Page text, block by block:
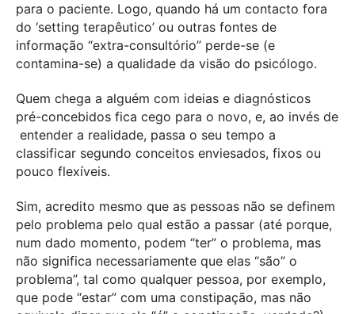
para o paciente. Logo, quando há um contacto fora
do ‘setting terapêutico’ ou outras fontes de
informação “extra-consultório” perde-se (e
contamina-se) a qualidade da visão do psicólogo.
Quem chega a alguém com ideias e diagnósticos
pré-concebidos fica cego para o novo, e, ao invés de
entender a realidade, passa o seu tempo a
classificar segundo conceitos enviesados, fixos ou
pouco flexíveis.
Sim, acredito mesmo que as pessoas não se definem
pelo problema pelo qual estão a passar (até porque,
num dado momento, podem “ter” o problema, mas
não significa necessariamente que elas “são” o
problema”, tal como qualquer pessoa, por exemplo,
que pode “estar” com uma constipação, mas não